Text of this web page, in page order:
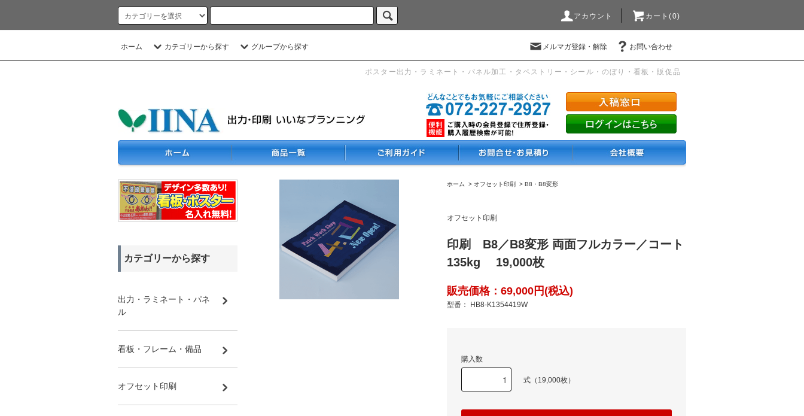
アカウント カート(0)
ホーム カテゴリーから探す グループから探す メルマガ登録・解除 お問い合わせ
ポスター出力・ラミネート・パネル加工・タペストリー・シール・のぼり・看板・販促品
ホーム > オフセット印刷 > B8・B8変形
オフセット印刷
印刷 B8／B8変形 両面フルカラー／コート
135kg 19,000枚
販売価格：69,000円(税込)
型番： HB8-K1354419W
購入数
式（19,000枚）
カテゴリーから探す
出力・ラミネート・パネ
ル
看板・フレーム・備品
オフセット印刷